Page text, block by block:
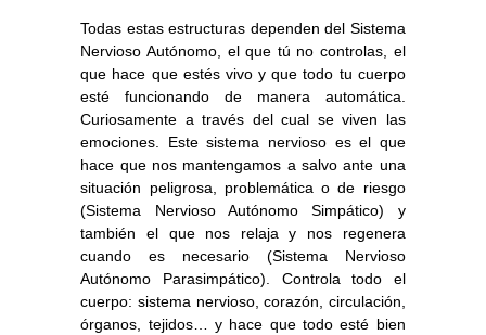
Todas estas estructuras dependen del Sistema
Nervioso Autónomo, el que tú no controlas, el
que hace que estés vivo y que todo tu cuerpo
esté funcionando de manera automática.
Curiosamente a través del cual se viven las
emociones. Este sistema nervioso es el que
hace que nos mantengamos a salvo ante una
situación peligrosa, problemática o de riesgo
(Sistema Nervioso Autónomo Simpático) y
también el que nos relaja y nos regenera
cuando es necesario (Sistema Nervioso
Autónomo Parasimpático). Controla todo el
cuerpo: sistema nervioso, corazón, circulación,
órganos, tejidos… y hace que todo esté bien